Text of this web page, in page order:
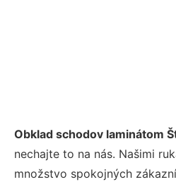
Obklad schodov laminátom
nechajte to na nás. Našimi
množstvo spokojných